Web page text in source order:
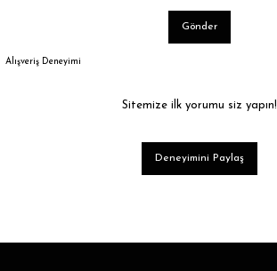
Gönder
Alışveriş Deneyimi
Sitemize ilk yorumu siz yapın!
Deneyimini Paylaş